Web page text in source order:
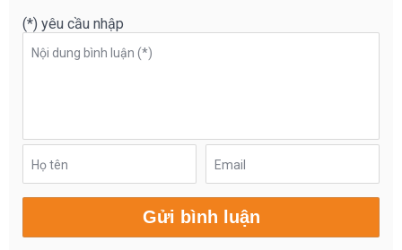
(*) yêu cầu nhập
Nội dung bình luận (*)
Họ tên Email